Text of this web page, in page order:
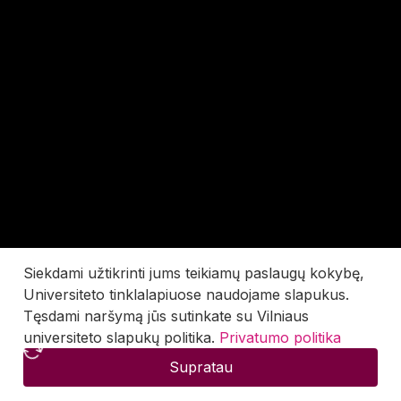
Siekdami užtikrinti jums teikiamų paslaugų kokybę,
Universiteto tinklalapiuose naudojame slapukus.
Tęsdami naršymą jūs sutinkate su Vilniaus
universiteto slapukų politika. Privatumo politika
Supratau